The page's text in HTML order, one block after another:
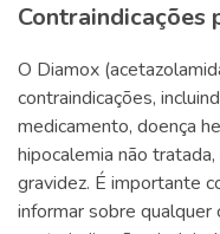
Contraindicações
O Diamox
contraindicações,
medicamento, doença
hipocalemia não
gravidez. É importante
informar sobre qualquer